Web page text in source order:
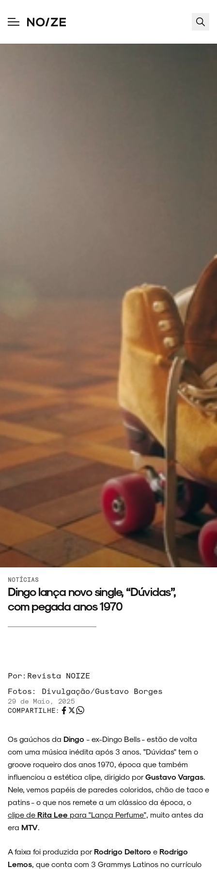
ARQUIVO
ENTREVISTAS
ESPECIAIS
NOTÍCIAS
Dingo lança novo single, “Dúvidas”,
com pegada anos 1970
Por: Revista NOIZE
Fotos: Divulgação/Gustavo Borges
29 de Maio, 2025
COMPARTILHE:
Os gaúchos da Dingo - ex-Dingo Bells - estão de volta
com uma música inédita após 3 anos. "Dúvidas" tem o
groove roqueiro dos anos 1970, época que também
influenciou a estética clipe, dirigido porGustavo Vargas.
Nele, vemos papéis de paredes coloridos, chão de taco e
patins - o que nos remete a um clássico da época, o
clipe de Rita Lee para "Lança Perfume", muito antes da
era MTV.
A faixa foi produzida por Rodrigo Deltoro e Rodrigo
Lemos, que conta com 3 Grammys Latinos no currículo